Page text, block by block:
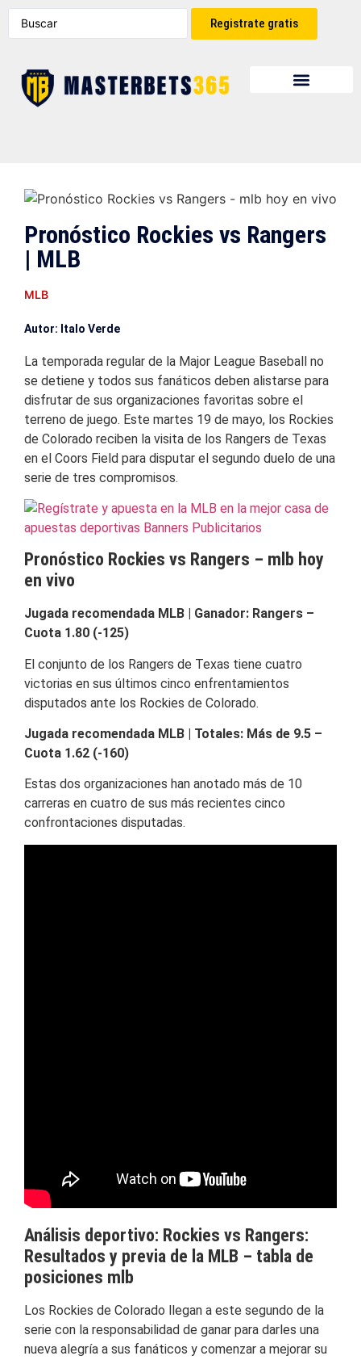
Registrate gratis
Pronóstico Rockies vs Rangers
| MLB
MLB
Autor: Italo Verde
La temporada regular de la Major League Baseball no
se detiene y todos sus fanáticos deben alistarse para
disfrutar de sus organizaciones favoritas sobre el
terreno de juego. Este martes 19 de mayo, los Rockies
de Colorado reciben la visita de los Rangers de Texas
en el Coors Field para disputar el segundo duelo de una
serie de tres compromisos.
Pronóstico Rockies vs Rangers – mlb hoy
en vivo
Jugada recomendada MLB | Ganador: Rangers –
Cuota 1.80 (-125)
El conjunto de los Rangers de Texas tiene cuatro
victorias en sus últimos cinco enfrentamientos
disputados ante los Rockies de Colorado.
Jugada recomendada MLB | Totales: Más de 9.5 –
Cuota 1.62 (-160)
Estas dos organizaciones han anotado más de 10
carreras en cuatro de sus más recientes cinco
confrontaciones disputadas.
Análisis deportivo: Rockies vs Rangers:
Resultados y previa de la MLB – tabla de
posiciones mlb
Los Rockies de Colorado llegan a este segundo de la
serie con la responsabilidad de ganar para darles una
nueva alegría a sus fanáticos y comenzar a mejorar su